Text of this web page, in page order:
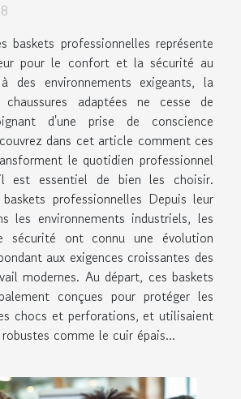
baskets professionnelles représente
pour le confort et la sécurité au
des environnements exigeants, la
chaussures adaptées ne cesse de
d'une prise de conscience
dans cet article comment ces
le quotidien professionnel
est essentiel de bien les choisir.
professionnelles Depuis leur
les environnements industriels, les
sécurité ont connu une évolution
aux exigences croissantes des
modernes. Au départ, ces baskets
conçues pour protéger les
chocs et perforations, et utilisaient
comme le cuir épais...